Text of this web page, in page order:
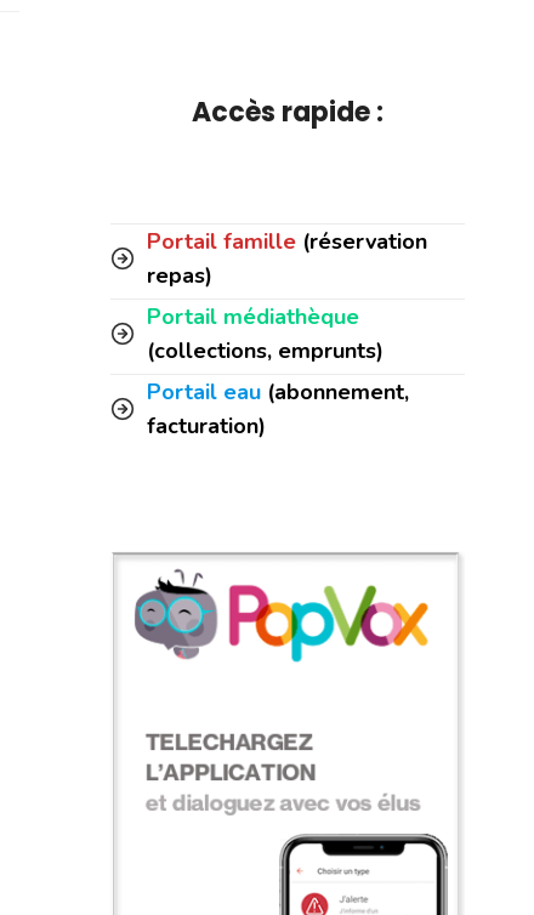
Accès rapide :
Portail famille (réservation
repas)
Portail médiathèque
(collections, emprunts)
Portail eau (abonnement,
facturation)